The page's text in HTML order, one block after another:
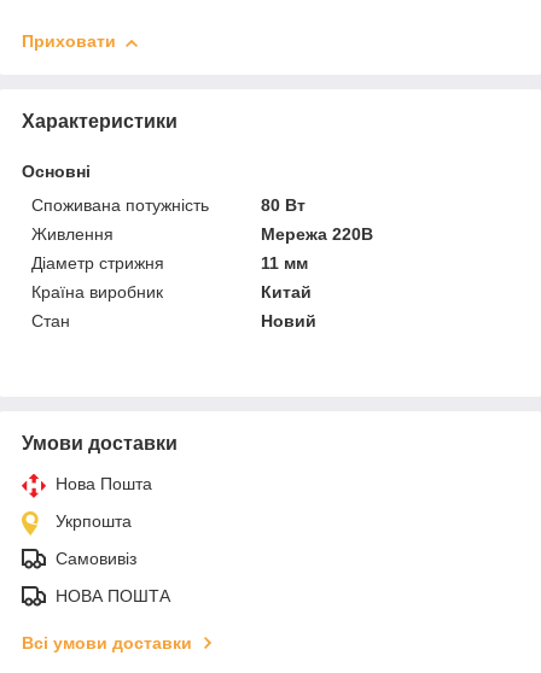
Приховати
Характеристики
Основні
Споживана потужність
80 Вт
Живлення
Мережа 220В
Діаметр стрижня
11 мм
Країна виробник
Китай
Стан
Новий
Умови доставки
Нова Пошта
Укрпошта
Самовивіз
НОВА ПОШТА
Всі умови доставки